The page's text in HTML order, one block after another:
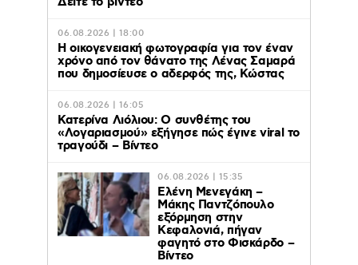
06.08.2026 | 18:00
Η οικογενειακή φωτογραφία για τον έναν
χρόνο από τον θάνατο της Λένας Σαμαρά
που δημοσίευσε ο αδερφός της, Κώστας
06.08.2026 | 16:05
Κατερίνα Λιόλιου: Ο συνθέτης του
«Λογαριασμού» εξήγησε πώς έγινε viral το
τραγούδι – Βίντεο
06.08.2026 | 15:35
Ελένη Μενεγάκη –
Μάκης Παντζόπουλο
εξόρμηση στην
Κεφαλονιά, πήγαν
φαγητό στο Φισκάρδο –
Βίντεο